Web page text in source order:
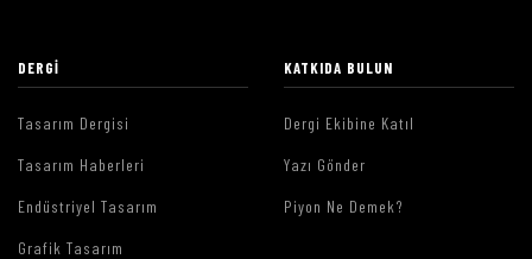
DERGI
Tasarım Dergisi
Tasarım Haberleri
Endüstriyel Tasarım
Grafik Tasarım
KATKIDA BULUN
Dergi Ekibine Katıl
Yazı Gönder
Piyon Ne Demek?